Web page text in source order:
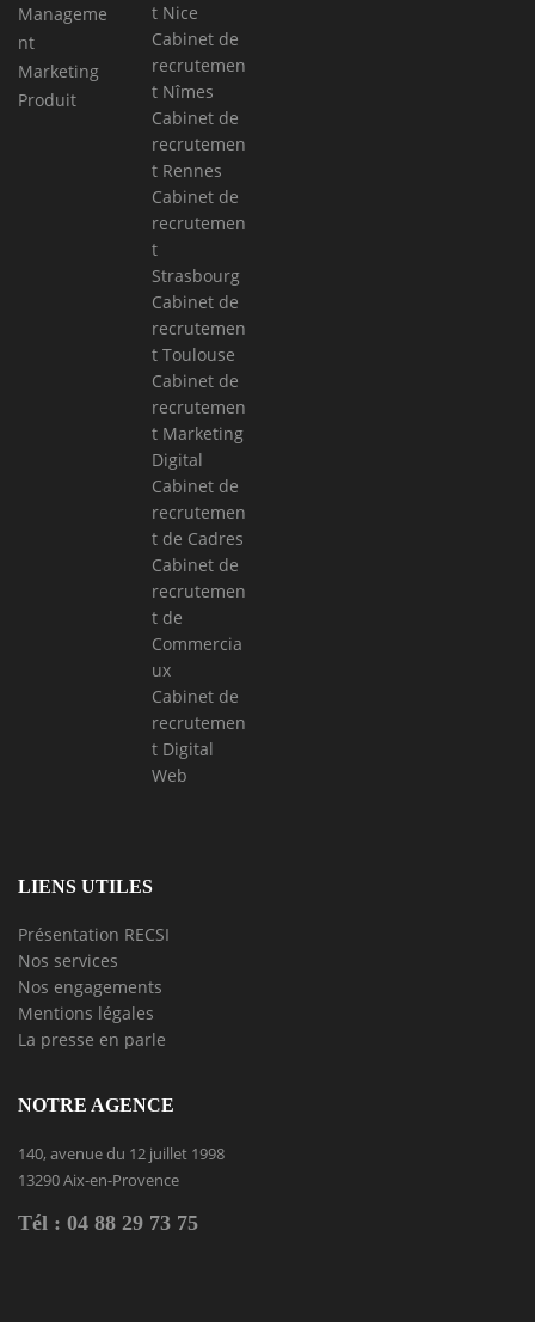
Manageme
nt
Marketing
Produit
t Nice
Cabinet de
recrutemen
t Nîmes
Cabinet de
recrutemen
t Rennes
Cabinet de
recrutemen
t
Strasbourg
Cabinet de
recrutemen
t Toulouse
Cabinet de
recrutemen
t Marketing
Digital
Cabinet de
recrutemen
t de Cadres
Cabinet de
recrutemen
t de
Commercia
ux
Cabinet de
recrutemen
t Digital
Web
LIENS UTILES
Présentation RECSI
Nos services
Nos engagements
Mentions légales
La presse en parle
NOTRE AGENCE
140, avenue du 12 juillet 1998
13290 Aix-en-Provence
Tél : 04 88 29 73 75